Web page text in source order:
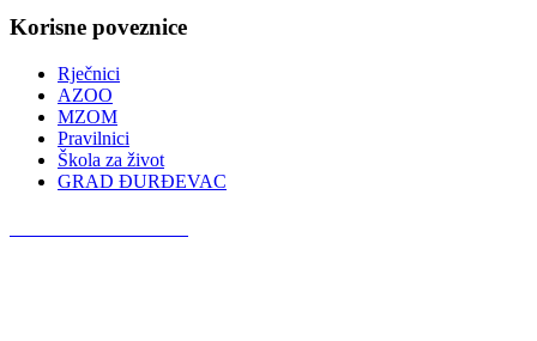
Korisne poveznice
Rječnici
AZOO
MZOM
Pravilnici
Škola za život
GRAD ĐURĐEVAC